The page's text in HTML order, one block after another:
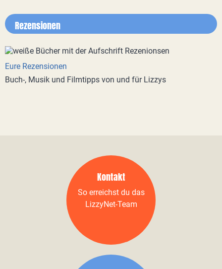
Rezensionen
Eure Rezensionen
Buch-, Musik und Filmtipps von und für Lizzys
Kontakt
So erreichst du das
LizzyNet-Team